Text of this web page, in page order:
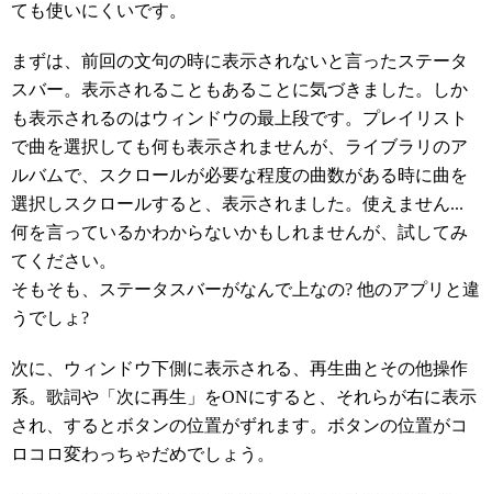
ても使いにくいです。
まずは、前回の文句の時に表示されないと言ったステータ
スバー。表示されることもあることに気づきました。しか
も表示されるのはウィンドウの最上段です。プレイリスト
で曲を選択しても何も表示されませんが、ライブラリのア
ルバムで、スクロールが必要な程度の曲数がある時に曲を
選択しスクロールすると、表示されました。使えません...
何を言っているかわからないかもしれませんが、試してみ
てください。
そもそも、ステータスバーがなんで上なの? 他のアプリと違
うでしょ?
次に、ウィンドウ下側に表示される、再生曲とその他操作
系。歌詞や「次に再生」をONにすると、それらが右に表示
され、するとボタンの位置がずれます。ボタンの位置がコ
ロコロ変わっちゃだめでしょう。